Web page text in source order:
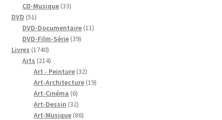
CD-Musique 3333
DVD 5151
produits
DVD-Documentaire 1111
DVD-Film-Série 3939
Livres 17401740
produits
Arts 214214
produits
Art - Peinture 3232
produits
Art-Architecture 1919
Art-Cinéma 66
produits
Art-Dessin 3232
produits
Art-Musique 8686